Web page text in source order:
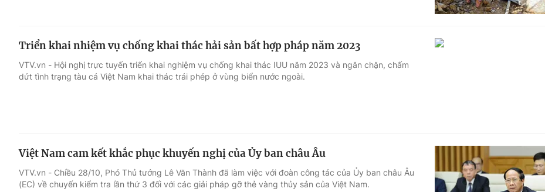
Triển khai nhiệm vụ chống khai thác hải sản bất hợp pháp năm 2023
VTV.vn - Hội nghị trực tuyến triển khai nghiệm vụ chống khai thác IUU năm 2023 và ngăn chặn, chấm
dứt tình trạng tàu cá Việt Nam khai thác trái phép ở vùng biển nước ngoài.
Việt Nam cam kết khắc phục khuyến nghị của Ủy ban châu Âu
VTV.vn - Chiều 28/10, Phó Thủ tướng Lê Văn Thành đã làm việc với đoàn công tác của Ủy ban châu Âu
(EC) về chuyến kiểm tra lần thứ 3 đối với các giải pháp gỡ thẻ vàng thủy sản của Việt Nam.